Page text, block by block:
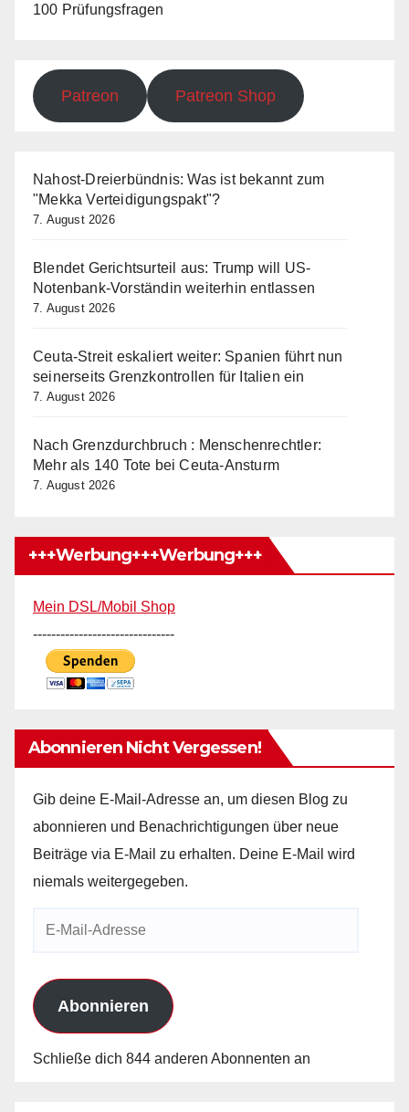
100 Prüfungsfragen
Patreon Patreon Shop
Nahost-Dreierbündnis: Was ist bekannt zum
"Mekka Verteidigungspakt"?
7. August 2026
Blendet Gerichtsurteil aus: Trump will US-
Notenbank-Vorständin weiterhin entlassen
7. August 2026
Ceuta-Streit eskaliert weiter: Spanien führt nun
seinerseits Grenzkontrollen für Italien ein
7. August 2026
Nach Grenzdurchbruch : Menschenrechtler:
Mehr als 140 Tote bei Ceuta-Ansturm
7. August 2026
+++Werbung+++Werbung+++
Mein DSL/Mobil Shop
-------------------------------
Abonnieren Nicht Vergessen!
Gib deine E-Mail-Adresse an, um diesen Blog zu
abonnieren und Benachrichtigungen über neue
Beiträge via E-Mail zu erhalten. Deine E-Mail wird
niemals weitergegeben.
Abonnieren
Schließe dich 844 anderen Abonnenten an